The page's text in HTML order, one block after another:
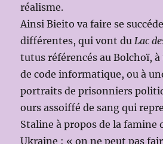
réalisme.
Ainsi Bieito va faire se
différentes, qui vont duLac
tutus référencés au Bolchoï,
de code informatique, ou à
portraits de prisonniers
ours assoiffé de sang qui
Staline à propos de la famine
Ukraine : « on ne peut pas